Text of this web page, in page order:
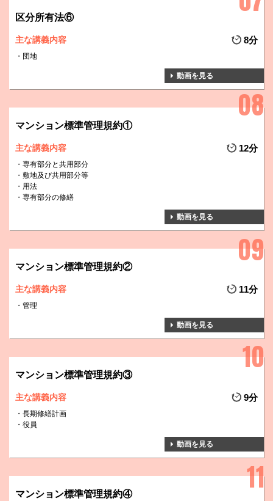
区分所有法⑥
主な講義内容 8分
団地
動画を見る
マンション標準管理規約①
主な講義内容 12分
専有部分と共用部分
敷地及び共用部分等
用法
専有部分の修繕
動画を見る
マンション標準管理規約②
主な講義内容 11分
管理
動画を見る
マンション標準管理規約③
主な講義内容 9分
長期修繕計画
役員
動画を見る
マンション標準管理規約④